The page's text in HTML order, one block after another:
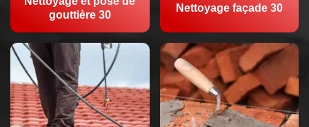
gouttière 30
Nettoyage façade 30